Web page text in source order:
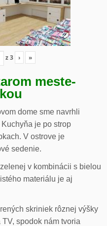
z3 › »
meste-
dome sme navrhli
je po strop
V ostrove je
sedenie.
v kombinácii s bielou
materiálu je aj
skriniek rôznej výšky
spodok nám tvoria